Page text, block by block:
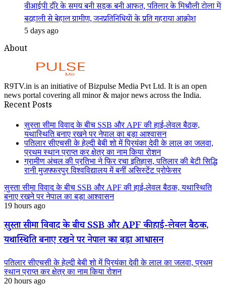
वीआईपी दौरे के समय बनी सड़क बनी आफत, पतिलार के मिश्रौली टोला में
बदहाली से बेहाल ग्रामीण, जनप्रतिनिधियों के प्रति गहराया आक्रोश
5 days ago
About
R9TV.in is an initiative of Bizpulse Media Pvt Ltd. It is an open
news portal covering all minor & major news across the India.
Recent Posts
सुस्ता सीमा विवाद के बीच SSB और APF की हाई-लेवल बैठक,
यथास्थिति बनाए रखने पर नेपाल का बड़ा आश्वासन
पतिलार सीएचसी के हेल्दी बेबी शो में प्रियंका देवी के लाल का जलवा,
प्रथम स्थान प्राप्त कर क्षेत्र का नाम किया रोशन
ग्रामीण अंचल की प्रतिभा ने फिर रचा इतिहास, पतिलार की बेटी सिद्धि
रानी मुजफ्फरपुर विश्वविद्यालय में बनीं असिस्टेंट प्रोफेसर
सुस्ता सीमा विवाद के बीच SSB और APF की हाई-लेवल बैठक, यथास्थिति
बनाए रखने पर नेपाल का बड़ा आश्वासन
19 hours ago
सुस्ता सीमा विवाद के बीच SSB और APF की हाई-लेवल बैठक,
यथास्थिति बनाए रखने पर नेपाल का बड़ा आश्वासन
पतिलार सीएचसी के हेल्दी बेबी शो में प्रियंका देवी के लाल का जलवा, प्रथम
स्थान प्राप्त कर क्षेत्र का नाम किया रोशन
20 hours ago